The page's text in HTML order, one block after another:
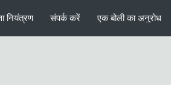
नियंत्रण संपर्क करें एक बोली का अनुरोध